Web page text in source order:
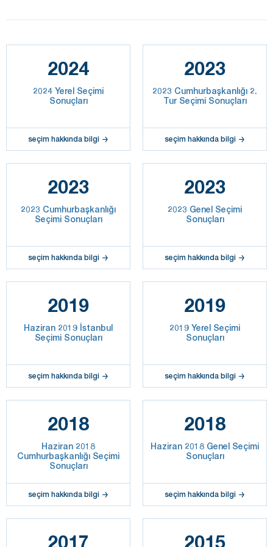
2024
2024 Yerel Seçimi
Sonuçları
seçim hakkında bilgi
2023
2023 Cumhurbaşkanlığı 2.
Tur Seçimi Sonuçları
seçim hakkında bilgi
2023
2023 Cumhurbaşkanlığı
Seçimi Sonuçları
seçim hakkında bilgi
2023
2023 Genel Seçimi
Sonuçları
seçim hakkında bilgi
2019
Haziran 2019 İstanbul
Seçimi Sonuçları
seçim hakkında bilgi
2019
2019 Yerel Seçimi
Sonuçları
seçim hakkında bilgi
2018
Haziran 2018
Cumhurbaşkanlığı Seçimi
Sonuçları
seçim hakkında bilgi
2018
Haziran 2018 Genel Seçimi
Sonuçları
seçim hakkında bilgi
2017 2015